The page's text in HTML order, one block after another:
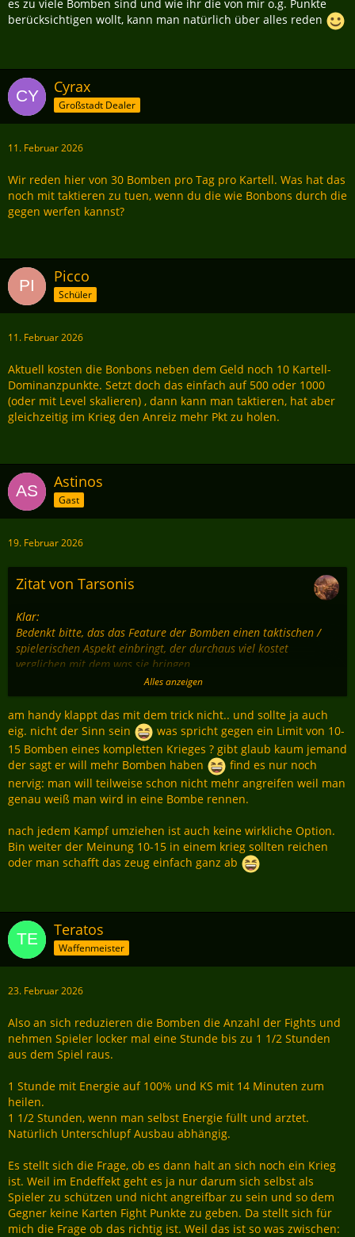
es zu viele Bomben sind und wie ihr die von mir o.g. Punkte
berücksichtigen wollt, kann man natürlich über alles reden
Cyrax
Großstadt Dealer
11. Februar 2026
Wir reden hier von 30 Bomben pro Tag pro Kartell. Was hat das
noch mit taktieren zu tuen, wenn du die wie Bonbons durch die
gegen werfen kannst?
Picco
Schüler
11. Februar 2026
Aktuell kosten die Bonbons neben dem Geld noch 10 Kartell-
Dominanzpunkte. Setzt doch das einfach auf 500 oder 1000
(oder mit Level skalieren) , dann kann man taktieren, hat aber
gleichzeitig im Krieg den Anreiz mehr Pkt zu holen.
Astinos
Gast
19. Februar 2026
Zitat von Tarsonis
Klar:
Bedenkt bitte, das das Feature der Bomben einen taktischen /
spielerischen Aspekt einbringt, der durchaus viel kostet
verglichen mit dem was sie bringen.
Wer als Kartell systematisch versucht Bomben zu entschärfen,
kann hier (Grüße gehen raus an Moritz) in kürzester Zeit den
Mehrwert dieser Bomben nahezu auf Null bringen.
Ich persönlich sehe also nicht die Gefahr oder das Problem was
ihr beschreibt.
Wenn ihr mir etwas mehr Feedback gebt warum ihr findet dass
es zu viele Bomben sind und wie ihr die von mir o.g. Punkte
berücksichtigen wollt, kann man natürlich über alles reden
Alles anzeigen
am handy klappt das mit dem trick nicht.. und sollte ja auch
eig. nicht der Sinn sein
was spricht gegen ein Limit von 10-
15 Bomben eines kompletten Krieges ? gibt glaub kaum jemand
der sagt er will mehr Bomben haben
find es nur noch
nervig: man will teilweise schon nicht mehr angreifen weil man
genau weiß man wird in eine Bombe rennen.
nach jedem Kampf umziehen ist auch keine wirkliche Option.
Bin weiter der Meinung 10-15 in einem krieg sollten reichen
oder man schafft das zeug einfach ganz ab
Teratos
Waffenmeister
23. Februar 2026
Also an sich reduzieren die Bomben die Anzahl der Fights und
nehmen Spieler locker mal eine Stunde bis zu 1 1/2 Stunden
aus dem Spiel raus.
1 Stunde mit Energie auf 100% und KS mit 14 Minuten zum
heilen.
1 1/2 Stunden, wenn man selbst Energie füllt und arztet.
Natürlich Unterschlupf Ausbau abhängig.
Es stellt sich die Frage, ob es dann halt an sich noch ein Krieg
ist. Weil im Endeffekt geht es ja nur darum sich selbst als
Spieler zu schützen und nicht angreifbar zu sein und so dem
Gegner keine Karten Fight Punkte zu geben. Da stellt sich für
mich die Frage ob das richtig ist. Weil das ist so was zwischen: